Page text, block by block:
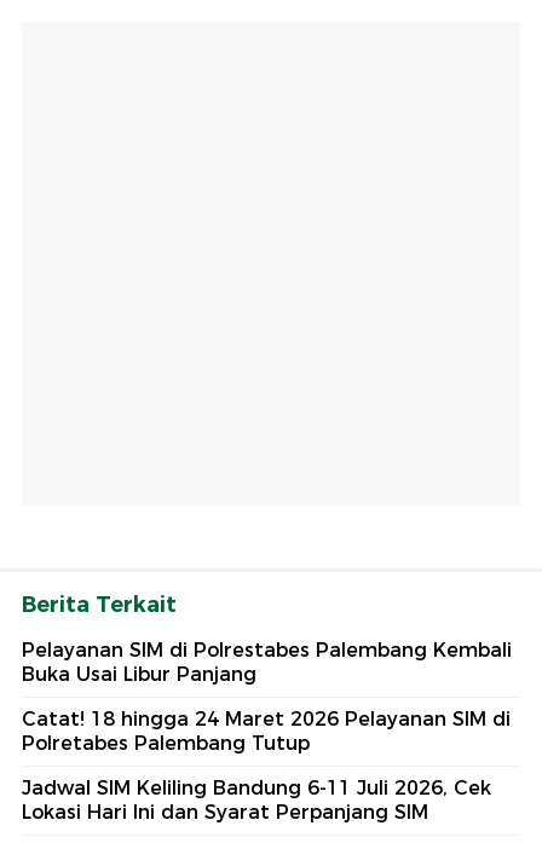
Berita Terkait
Pelayanan SIM di Polrestabes Palembang Kembali
Buka Usai Libur Panjang
Catat! 18 hingga 24 Maret 2026 Pelayanan SIM di
Polretabes Palembang Tutup
Jadwal SIM Keliling Bandung 6-11 Juli 2026, Cek
Lokasi Hari Ini dan Syarat Perpanjang SIM